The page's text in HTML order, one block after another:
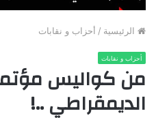
الرئيسية / أحزاب و نقابات
أحزاب و نقابات
من كواليس
الديمقراطي ..!